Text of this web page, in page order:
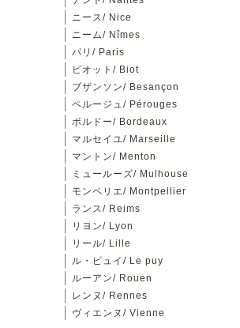
ニース/ Nice
ニーム/ Nîmes
パリ/ Paris
ビオット/ Biot
ブザンソン/ Besançon
ペルージュ/ Pérouges
ボルドー/ Bordeaux
マルセイユ/ Marseille
マントン/ Menton
ミュールーズ/ Mulhouse
モンペリエ/ Montpellier
ランス/ Reims
リヨン/ Lyon
リール/ Lille
ル・ピュイ/ Le puy
ルーアン/ Rouen
レンヌ/ Rennes
ヴィエンヌ/ Vienne